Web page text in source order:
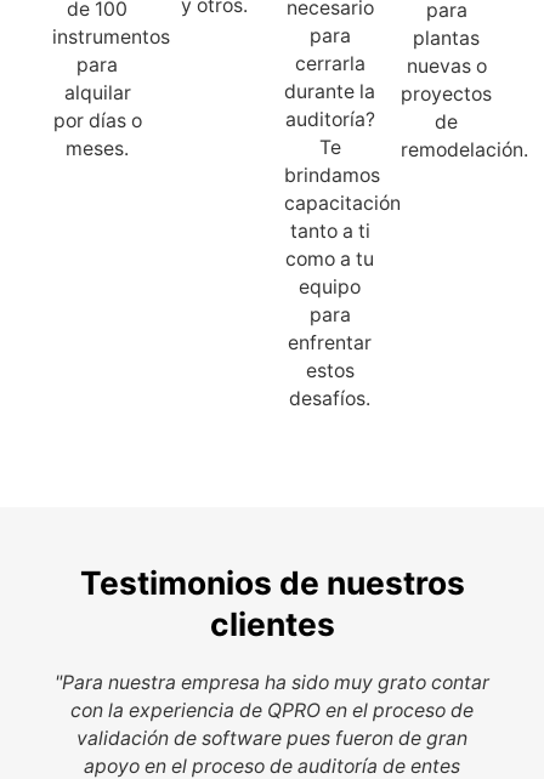
de 100
instrumentos
para
alquilar
por días o
meses.
y otros.
necesario
para
cerrarla
durante la
auditoría?
Te
brindamos
capacitación
tanto a ti
como a tu
equipo
para
enfrentar
estos
desafíos.
para
plantas
nuevas o
proyectos
de
remodelación.
Testimonios de nuestros
clientes
"Para nuestra empresa ha sido muy grato contar
con la experiencia de QPRO en el proceso de
validación de software pues fueron de gran
apoyo en el proceso de auditoría de entes